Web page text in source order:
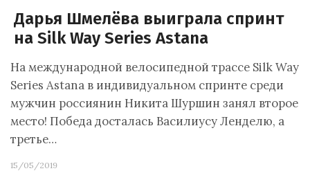
Дарья Шмелёва выиграла спринт
на Silk Way Series Astana
На международной велосипедной трассе Silk Way
Series Astana в индивидуальном спринте среди
мужчин россиянин Никита Шуршин занял второе
место! Победа досталась Василиусу Ленделю, а
третье…
15/05/2019